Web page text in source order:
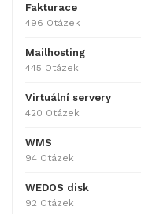
Fakturace
496 Otázek
Mailhosting
445 Otázek
Virtuální servery
420 Otázek
WMS
94 Otázek
WEDOS disk
92 Otázek